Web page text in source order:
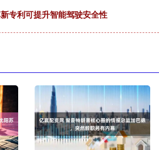
专利可提升智能驾驶安全性